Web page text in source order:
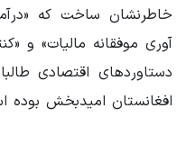
خاطرنشان ساخت که
آوری موفقانه مالیات» و
دستاوردهای اقتصادی
افغانستان امیدبخش بوده